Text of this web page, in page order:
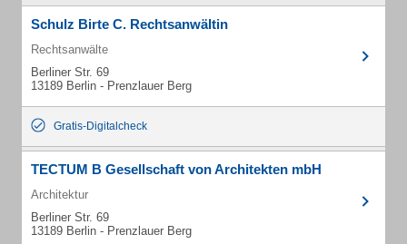
Schulz Birte C. Rechtsanwältin
Rechtsanwälte
Berliner Str. 69
13189 Berlin - Prenzlauer Berg
Gratis-Digitalcheck
TECTUM B Gesellschaft von Architekten mbH
Architektur
Berliner Str. 69
13189 Berlin - Prenzlauer Berg